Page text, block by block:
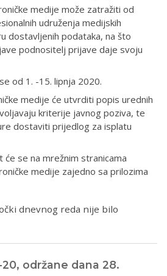
medije može zatražiti od
udruženja medijskih
dostavljenih podataka, na što
podnositelj prijave daje svoju
od 1. -15. lipnja 2020.
medije će utvrditi popis urednih
kriterije javnog poziva, te
dostaviti prijedlog za isplatu
će se na mrežnim stranicama
medije zajedno sa prilozima
dnevnog reda nije bilo
održane dana 28.